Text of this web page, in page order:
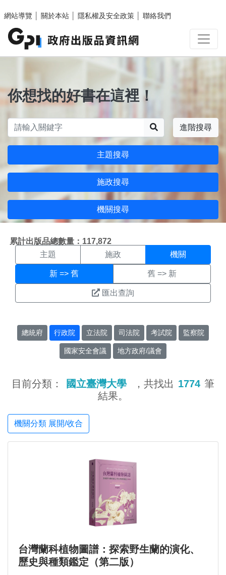
網站導覽
關於本站 隱私權及安全政策 聯絡我們
你想找的好書在這裡！
進階搜尋
主題搜尋
施政搜尋
機關搜尋
累計出版品總數量：117,872
機關搜尋結果頁面
主題 施政 機關
新 => 舊 舊 => 新
匯出查詢
總統府 行政院 立法院 司法院 考試院 監察院
國家安全會議 地方政府/議會
目前分類： 國立臺灣大學 ，共找出 1774 筆
結果。
機關分類 展開/收合
台灣蘭科植物圖譜：探索野生蘭的演化、
歷史與種類鑑定（第二版）